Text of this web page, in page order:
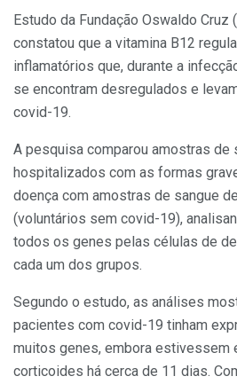
Estudo da Fundação Oswaldo Cruz
constatou que a vitamina B12
inflamatórios que, durante a
se encontram desregulados e
covid-19.
A pesquisa comparou amostras de
hospitalizados com as formas
doença com amostras de sangue
(voluntários sem covid-19),
todos os genes pelas células de
cada um dos grupos.
Segundo o estudo, as análises
pacientes com covid-19 tinham
muitos genes, embora estivessem
corticoides há cerca de 11 dias.